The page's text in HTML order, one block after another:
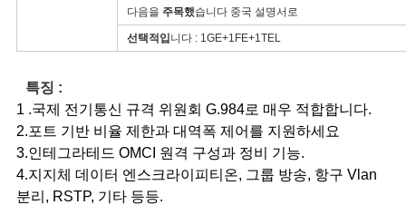
이
트
맵
다음을 주목했습니다 중국 설명서로
선택적입 니다 : 1GE+1FE+1TEL
특징 :
1 .국제 전기통신 규격 위원회 G.984로 매우 적합합니다.
2.포트 기반 비율 제한과 대역폭 제어를 지원하세요
3.인테그라테드 OMCI 원격 구성과 정비 기능.
4.지지체 데이터 엔스크라이피티온, 그룹 방송, 항구 Vlan
분리, RSTP, 기타 등등.